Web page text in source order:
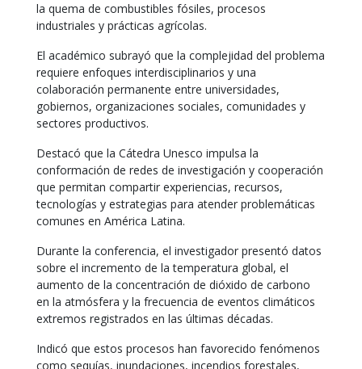
la quema de combustibles fósiles, procesos
industriales y prácticas agrícolas.
El académico subrayó que la complejidad del problema
requiere enfoques interdisciplinarios y una
colaboración permanente entre universidades,
gobiernos, organizaciones sociales, comunidades y
sectores productivos.
Destacó que la Cátedra Unesco impulsa la
conformación de redes de investigación y cooperación
que permitan compartir experiencias, recursos,
tecnologías y estrategias para atender problemáticas
comunes en América Latina.
Durante la conferencia, el investigador presentó datos
sobre el incremento de la temperatura global, el
aumento de la concentración de dióxido de carbono
en la atmósfera y la frecuencia de eventos climáticos
extremos registrados en las últimas décadas.
Indicó que estos procesos han favorecido fenómenos
como sequías, inundaciones, incendios forestales,